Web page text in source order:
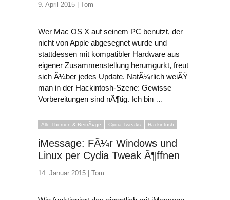
9. April 2015 | Tom
Wer Mac OS X auf seinem PC benutzt, der
nicht von Apple abgesegnet wurde und
stattdessen mit kompatibler Hardware aus
eigener Zusammenstellung herumgurkt, freut
sich Ã¼ber jedes Update. NatÃ¼rlich weiÃŸ
man in der Hackintosh-Szene: Gewisse
Vorbereitungen sind nÃ¶tig. Ich bin …
Alle Themen & BeitrÃ¤ge Cydia Tweaks Hackintosh
iMessage: FÃ¼r Windows und
Linux per Cydia Tweak Ã¶ffnen
14. Januar 2015 | Tom